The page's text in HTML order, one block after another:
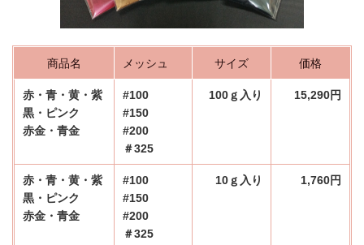
商品名 メッシュ サイズ 価格
赤・青・黄・紫
黒・ピンク
赤金・青金
#100
#150
#200
＃325
100ｇ入り 15,290円
赤・青・黄・紫
黒・ピンク
赤金・青金
#100
#150
#200
＃325
10ｇ入り 1,760円